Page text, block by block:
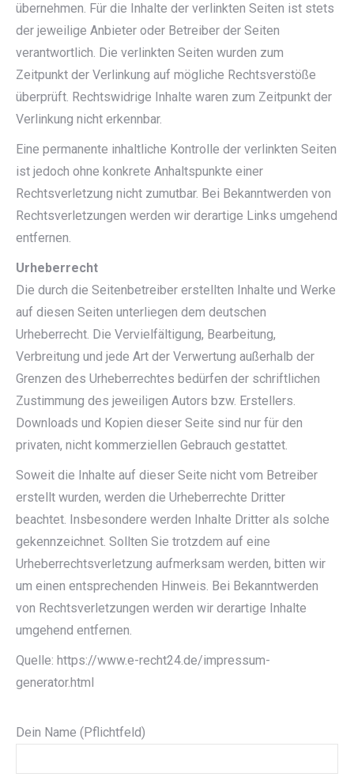
übernehmen. Für die Inhalte der verlinkten Seiten ist stets
der jeweilige Anbieter oder Betreiber der Seiten
verantwortlich. Die verlinkten Seiten wurden zum
Zeitpunkt der Verlinkung auf mögliche Rechtsverstöße
überprüft. Rechtswidrige Inhalte waren zum Zeitpunkt der
Verlinkung nicht erkennbar.
Eine permanente inhaltliche Kontrolle der verlinkten Seiten
ist jedoch ohne konkrete Anhaltspunkte einer
Rechtsverletzung nicht zumutbar. Bei Bekanntwerden von
Rechtsverletzungen werden wir derartige Links umgehend
entfernen.
Urheberrecht
Die durch die Seitenbetreiber erstellten Inhalte und Werke
auf diesen Seiten unterliegen dem deutschen
Urheberrecht. Die Vervielfältigung, Bearbeitung,
Verbreitung und jede Art der Verwertung außerhalb der
Grenzen des Urheberrechtes bedürfen der schriftlichen
Zustimmung des jeweiligen Autors bzw. Erstellers.
Downloads und Kopien dieser Seite sind nur für den
privaten, nicht kommerziellen Gebrauch gestattet.
Soweit die Inhalte auf dieser Seite nicht vom Betreiber
erstellt wurden, werden die Urheberrechte Dritter
beachtet. Insbesondere werden Inhalte Dritter als solche
gekennzeichnet. Sollten Sie trotzdem auf eine
Urheberrechtsverletzung aufmerksam werden, bitten wir
um einen entsprechenden Hinweis. Bei Bekanntwerden
von Rechtsverletzungen werden wir derartige Inhalte
umgehend entfernen.
Quelle: https://www.e-recht24.de/impressum-
generator.html
Dein Name (Pflichtfeld)